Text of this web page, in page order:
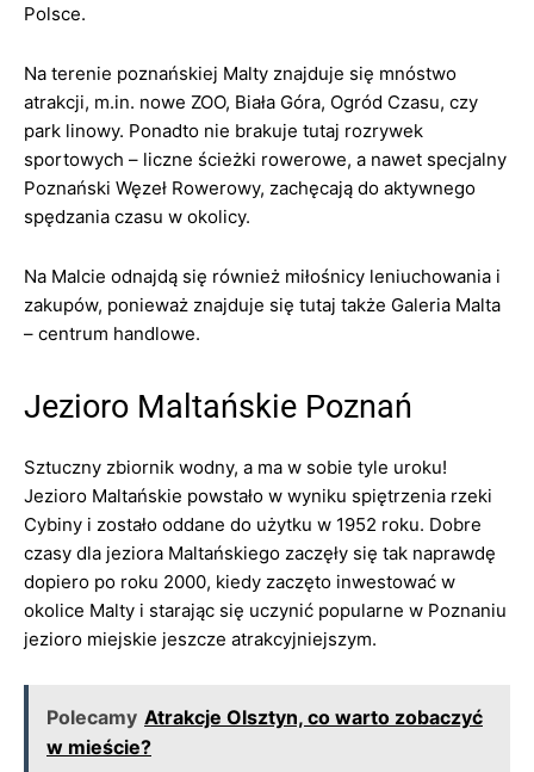
Polsce.
Na terenie poznańskiej Malty znajduje się mnóstwo
atrakcji, m.in. nowe ZOO, Biała Góra, Ogród Czasu, czy
park linowy. Ponadto nie brakuje tutaj rozrywek
sportowych – liczne ścieżki rowerowe, a nawet specjalny
Poznański Węzeł Rowerowy, zachęcają do aktywnego
spędzania czasu w okolicy.
Na Malcie odnajdą się również miłośnicy leniuchowania i
zakupów, ponieważ znajduje się tutaj także Galeria Malta
– centrum handlowe.
Jezioro Maltańskie Poznań
Sztuczny zbiornik wodny, a ma w sobie tyle uroku!
Jezioro Maltańskie powstało w wyniku spiętrzenia rzeki
Cybiny i zostało oddane do użytku w 1952 roku. Dobre
czasy dla jeziora Maltańskiego zaczęły się tak naprawdę
dopiero po roku 2000, kiedy zaczęto inwestować w
okolice Malty i starając się uczynić popularne w Poznaniu
jezioro miejskie jeszcze atrakcyjniejszym.
Polecamy Atrakcje Olsztyn, co warto zobaczyć
w mieście?